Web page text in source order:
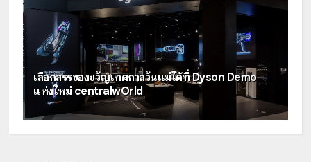
เลือกสรรของขวัญเทศกาลวันแม่ได้ที่ Dyson Demo
แห่งใหม่ centralwOrld